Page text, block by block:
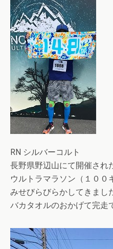
RN シルバーコルト
長野県野辺山にて開催され
ウルトラマラソン（１００
みせびらびらかしてきまし
バカタオルのおかげて完走